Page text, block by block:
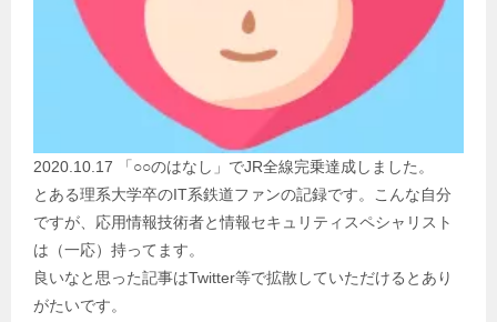
2020.10.17 「○○のはなし」でJR全線完乗達成しました。
とある理系大学卒のIT系鉄道ファンの記録です。こんな自分
ですが、応用情報技術者と情報セキュリティスペシャリスト
は（一応）持ってます。
良いなと思った記事はTwitter等で拡散していただけるとあり
がたいです。